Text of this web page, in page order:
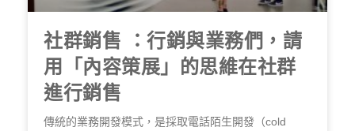
社群銷售 ：行銷與業務們，請
用「內容策展」的思維在社群
進行銷售
傳統的業務開發模式，是採取電話陌生開發（cold